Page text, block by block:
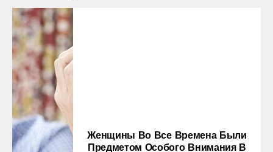
Женщины Во Все Времена Были
Предметом Особого Внимания В